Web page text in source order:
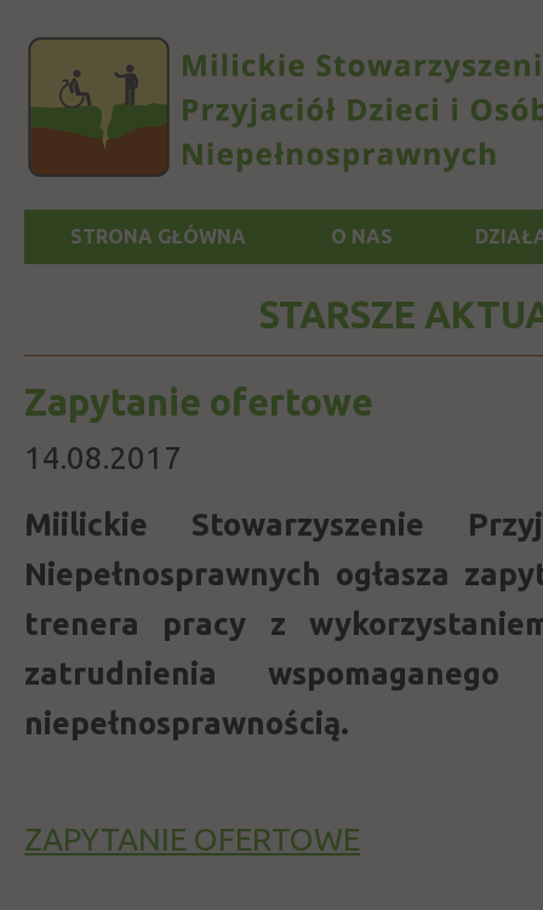
STRONA GŁÓWNA O NAS
STARSZE
Zapytanie ofertowe
14.08.2017
Miilickie Stowarzyszenie
Niepełnosprawnych ogłasza
trenera pracy z
zatrudnienia
niepełnosprawnością.
ZAPYTANIE OFERTOWE